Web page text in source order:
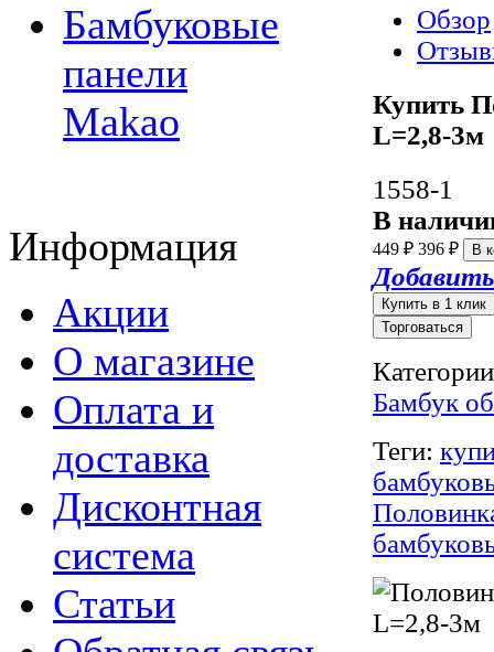
Бамбуковые
панели
Makao
Информация
Акции
О магазине
Оплата и
доставка
Дисконтная
система
Статьи
Обзор
Купить
L=2,8-3м
1558-1
В
449 ₽ 396 ₽
Торговаться
Бамбук
Теги: